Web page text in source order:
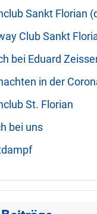
Sankt Florian
Club Sankt
bei Eduard
in der
St. Florian
bei uns